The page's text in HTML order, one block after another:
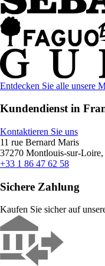
Entdecken Sie alle unsere
Kundendienst in
Kontaktieren Sie uns
11 rue Bernard Maris
37270 Montlouis-sur-Loire,
+33 1 86 47 62 58
Sichere Zahlung
Kaufen Sie sicher auf